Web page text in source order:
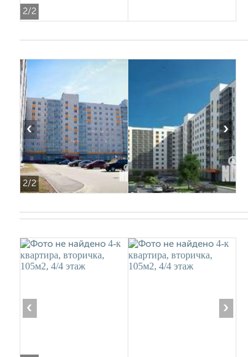
2/2
2/2
‹ ›
‹ ›